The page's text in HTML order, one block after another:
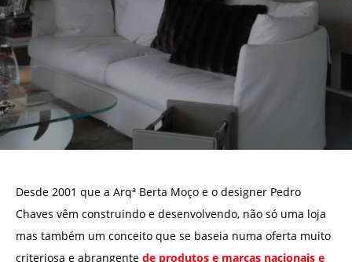
Desde 2001 que a Arqª Berta Moço e o designer Pedro
Chaves vêm construindo e desenvolvendo, não só uma loja
mas também um conceito que se baseia numa oferta muito
criteriosa e abrangente de produtos e marcas nacionais e